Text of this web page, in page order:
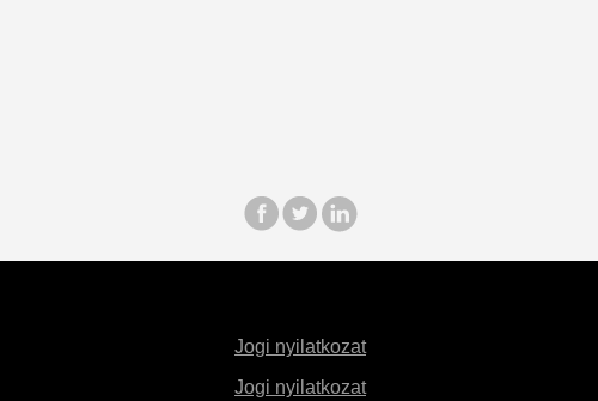
Jogi nyilatkozat
Jogi nyilatkozat